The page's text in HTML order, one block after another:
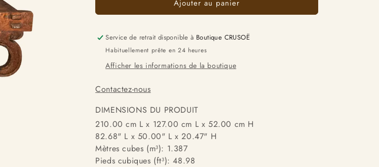
Ajouter au panier
Service de retrait disponible à Boutique CRUSOË
Habituellement prête en 24 heures
Afficher les informations de la boutique
Contactez-nous
DIMENSIONS DU PRODUIT
210.00 cm L x 127.00 cm L x 52.00 cm H
82.68" L x 50.00" L x 20.47" H
Mètres cubes (m³): 1.387
Pieds cubiques (ft³): 48.98